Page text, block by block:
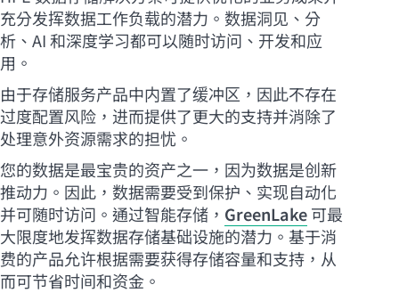
充分发挥数据工作负载的潜力。数据洞见、分
析、AI 和深度学习都可以随时访问、开发和应
用。
由于存储服务产品中内置了缓冲区，因此不存在
过度配置风险，进而提供了更大的支持并消除了
处理意外资源需求的担忧。
您的数据是最宝贵的资产之一，因为数据是创新
推动力。因此，数据需要受到保护、实现自动化
并可随时访问。通过智能存储， GreenLake可最
大限度地发挥数据存储基础设施的潜力。基于消
费的产品允许根据需要获得存储容量和支持，从
而可节省时间和资金。